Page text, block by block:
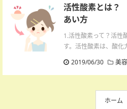
活性酸素とは？
あい方
1.活性酸素って？活性
す。活性酸素は、酸化
2019/06/30
美容
ホーム